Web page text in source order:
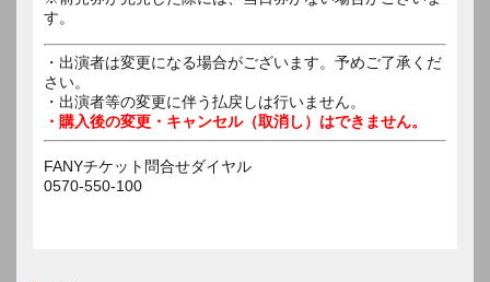
す。
・出演者は変更になる場合がございます。予めご了承くだ
さい。
・出演者等の変更に伴う払戻しは行いません。
・購入後の変更・キャンセル（取消し）はできません。
FANYチケット問合せダイヤル
0570-550-100